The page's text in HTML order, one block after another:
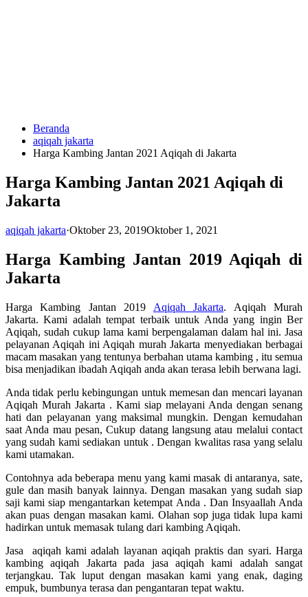
HUBUNGI
KAMI
0823
1246
Beranda
aqiqah jakarta
Harga Kambing Jantan 2021 Aqiqah di Jakarta
Harga Kambing Jantan 2021 Aqiqah di
Jakarta
aqiqah jakarta·Oktober 23, 2019Oktober 1, 2021
Harga Kambing Jantan 2019 Aqiqah di
Jakarta
Harga Kambing Jantan 2019 Aqiqah Jakarta. Aqiqah Murah
Jakarta. Kami adalah tempat terbaik untuk Anda yang ingin Ber
Aqiqah, sudah cukup lama kami berpengalaman dalam hal ini. Jasa
pelayanan Aqiqah ini Aqiqah murah Jakarta menyediakan berbagai
macam masakan yang tentunya berbahan utama kambing , itu semua
bisa menjadikan ibadah Aqiqah anda akan terasa lebih berwana lagi.
Anda tidak perlu kebingungan untuk memesan dan mencari layanan
Aqiqah Murah Jakarta . Kami siap melayani Anda dengan senang
hati dan pelayanan yang maksimal mungkin. Dengan kemudahan
saat Anda mau pesan, Cukup datang langsung atau melalui contact
yang sudah kami sediakan untuk . Dengan kwalitas rasa yang selalu
kami utamakan.
Contohnya ada beberapa menu yang kami masak di antaranya, sate,
gule dan masih banyak lainnya. Dengan masakan yang sudah siap
saji kami siap mengantarkan ketempat Anda . Dan Insyaallah Anda
akan puas dengan masakan kami. Olahan sop juga tidak lupa kami
hadirkan untuk memasak tulang dari kambing Aqiqah.
Jasa aqiqah kami adalah layanan aqiqah praktis dan syari. Harga
kambing aqiqah Jakarta pada jasa aqiqah kami adalah sangat
terjangkau. Tak luput dengan masakan kami yang enak, daging
empuk, bumbunya terasa dan pengantaran tepat waktu.